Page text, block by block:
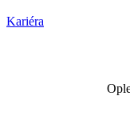
Kariéra